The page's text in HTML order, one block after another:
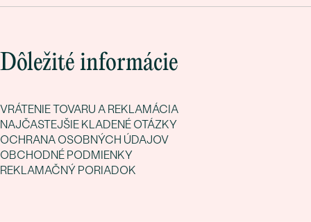
Dôležité informácie
VRÁTENIE TOVARU A REKLAMÁCIA
NAJČASTEJŠIE KLADENÉ OTÁZKY
OCHRANA OSOBNÝCH ÚDAJOV
OBCHODNÉ PODMIENKY
REKLAMAČNÝ PORIADOK